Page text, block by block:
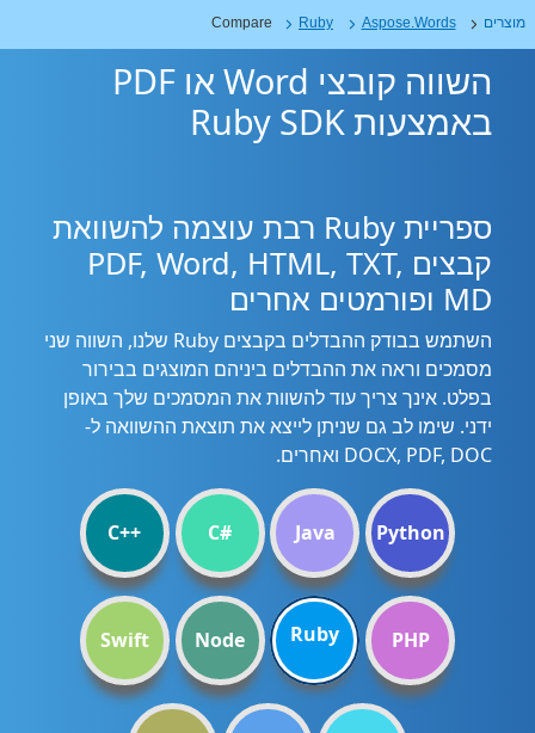
מוצרים Aspose.Words
Ruby
Compare
השווה קובצי Word או PDF
באמצעות Ruby SDK
ספריית Ruby רבת עוצמה להשוואת
קבצים PDF, Word, HTML, TXT,
MD ופורמטים אחרים
השתמש בבודק ההבדלים בקבצים Ruby שלנו, השווה שני
מסמכים וראה את ההבדלים ביניהם המוצגים בבירור
בפלט. אינך צריך עוד להשוות את המסמכים שלך באופן
ידני. שימו לב גם שניתן לייצא את תוצאת ההשוואה ל-
DOCX, PDF, DOC ואחרים.
Python
Java
C#
C++
PHP
Ruby
Node
Swift